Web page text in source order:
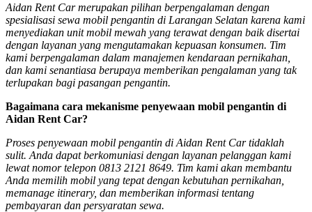
Aidan Rent Car merupakan pilihan berpengalaman dengan
spesialisasi sewa mobil pengantin di Larangan Selatan karena kami
menyediakan unit mobil mewah yang terawat dengan baik disertai
dengan layanan yang mengutamakan kepuasan konsumen. Tim
kami berpengalaman dalam manajemen kendaraan pernikahan,
dan kami senantiasa berupaya memberikan pengalaman yang tak
terlupakan bagi pasangan pengantin.
Bagaimana cara mekanisme penyewaan mobil pengantin di
Aidan Rent Car?
Proses penyewaan mobil pengantin di Aidan Rent Car tidaklah
sulit. Anda dapat berkomuniasi dengan layanan pelanggan kami
lewat nomor telepon 0813 2121 8649. Tim kami akan membantu
Anda memilih mobil yang tepat dengan kebutuhan pernikahan,
memanage itinerary, dan memberikan informasi tentang
pembayaran dan persyaratan sewa.